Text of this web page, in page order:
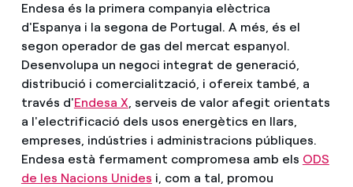
Endesa és la primera companyia elèctrica
d'Espanya i la segona de Portugal. A més, és el
segon operador de gas del mercat espanyol.
Desenvolupa un negoci integrat de generació,
distribució i comercialització, i ofereix també, a
través d'Endesa X, serveis de valor afegit orientats
a l'electrificació dels usos energètics en llars,
empreses, indústries i administracions públiques.
Endesa està fermament compromesa amb els ODS
de les Nacions Unides i, com a tal, promou